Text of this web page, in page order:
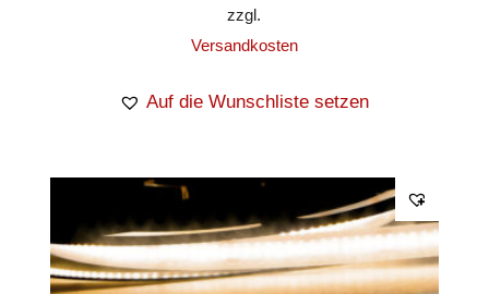
zzgl.
Versandkosten
Auf die Wunschliste setzen